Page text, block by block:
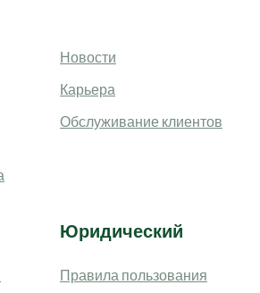
Новости
Карьера
Обслуживание клиентов
Юридический
Правила пользования